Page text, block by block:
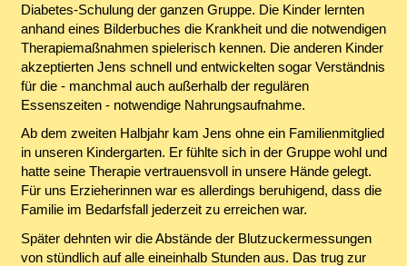
Diabetes-Schulung der ganzen Gruppe. Die Kinder lernten
anhand eines Bilderbuches die Krankheit und die notwendigen
Therapiemaßnahmen spielerisch kennen. Die anderen Kinder
akzeptierten Jens schnell und entwickelten sogar Verständnis
für die - manchmal auch außerhalb der regulären
Essenszeiten - notwendige Nahrungsaufnahme.
Ab dem zweiten Halbjahr kam Jens ohne ein Familienmitglied
in unseren Kindergarten. Er fühlte sich in der Gruppe wohl und
hatte seine Therapie vertrauensvoll in unsere Hände gelegt.
Für uns Erzieherinnen war es allerdings beruhigend, dass die
Familie im Bedarfsfall jederzeit zu erreichen war.
Später dehnten wir die Abstände der Blutzuckermessungen
von stündlich auf alle eineinhalb Stunden aus. Das trug zur